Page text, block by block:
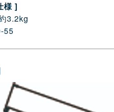
様 ]
3.2kg
55